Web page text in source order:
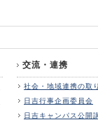
交流・連携
社会・地域連携の取
日吉行事企画委員会
日吉キャンパス公開